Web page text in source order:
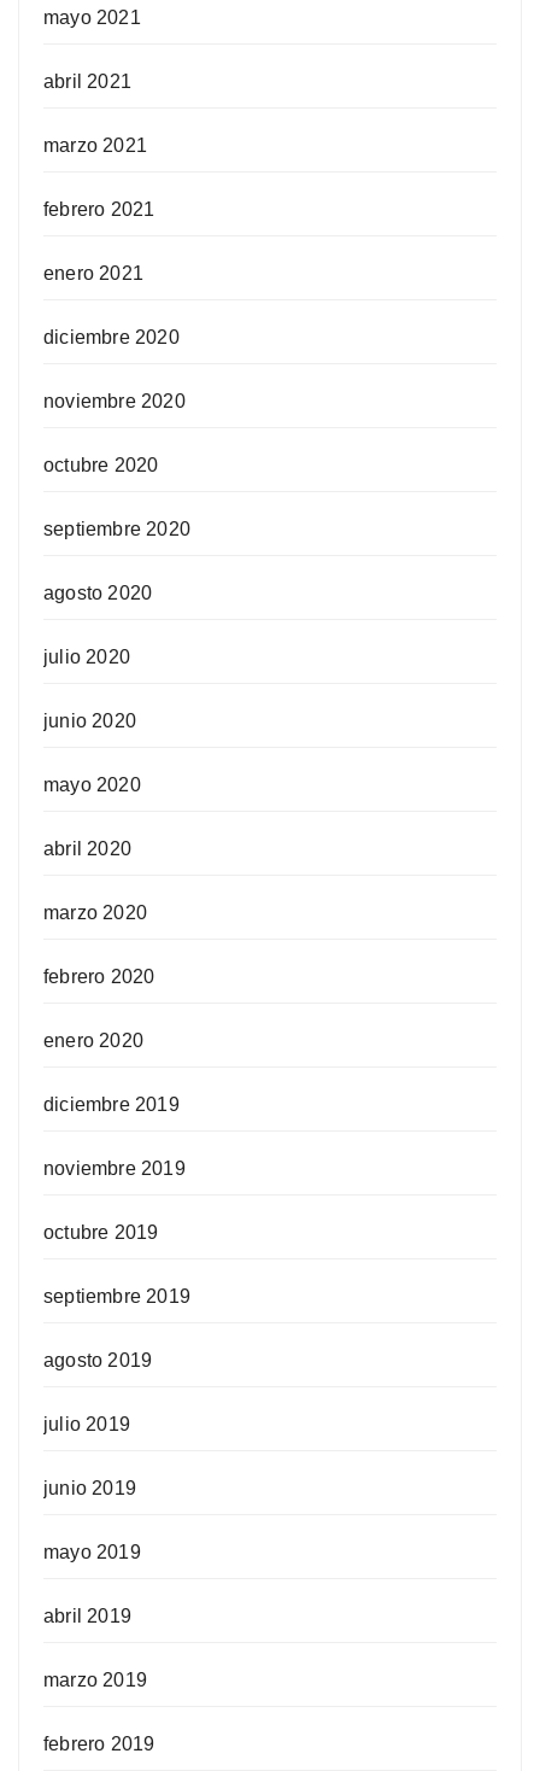
mayo 2021
abril 2021
marzo 2021
febrero 2021
enero 2021
diciembre 2020
noviembre 2020
octubre 2020
septiembre 2020
agosto 2020
julio 2020
junio 2020
mayo 2020
abril 2020
marzo 2020
febrero 2020
enero 2020
diciembre 2019
noviembre 2019
octubre 2019
septiembre 2019
agosto 2019
julio 2019
junio 2019
mayo 2019
abril 2019
marzo 2019
febrero 2019